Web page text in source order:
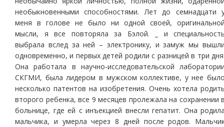
необыкновенными способностями. Лет до семнадцати
меня в голове не было ни одной своей,
мысли, я все повторяла за Бэлой. _ и
выбрала вслед за ней – электронику, и замуж мы
одновременно, и первых детей родили с разницей в три
Она работала в научно-исследовательской
СКГМИ, была лидером в мужском коллективе, у нее
несколько патентов на изобретения. Очень хотела
второго ребенка, все 9 месяцев пролежала на сохранении
больнице, где ей с инъекцией внесли гепатит. Она
мальчика, и умерла через 8 дней после родов.